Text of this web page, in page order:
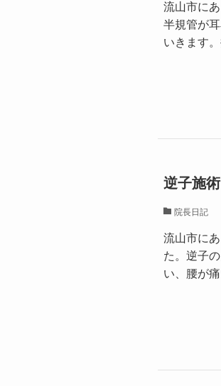
流山市に
半規管が
いきます
逆子施術
院長日記
流山市に
た。逆子
い、腰が